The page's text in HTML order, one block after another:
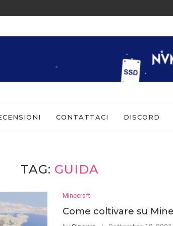
MOMENTO
CONTATTACI DISCORD
TAG: GUIDA
Minecraft
Come coltivare su